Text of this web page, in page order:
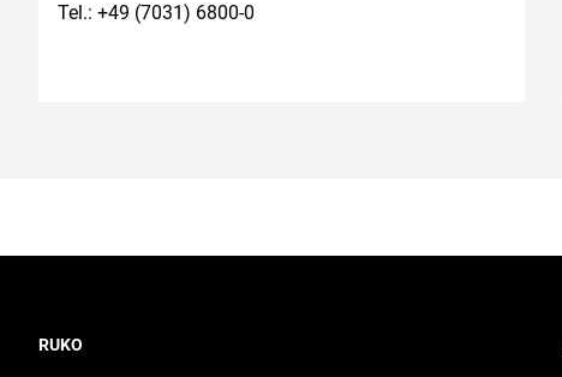
Tel.: +49 (7031) 6800-0
RUKO